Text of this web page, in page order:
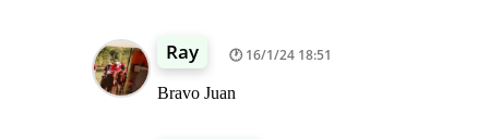
Ray 16/1/24 18:51
Bravo Juan